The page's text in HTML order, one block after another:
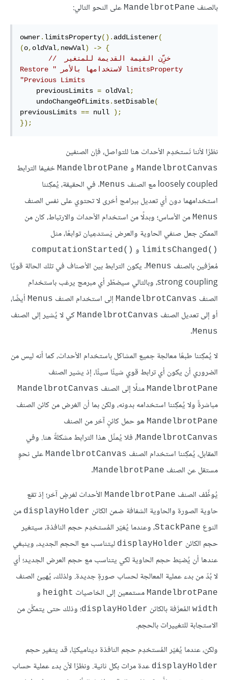
بالصنف MandelbrotPane على النحو التالي:
owner. limitsProperty(). addListener(
(o, oldVal, newVal) -> {
// خزِّن القيمة القديمة للمتغير‫
limitsProperty لاستخدامها بالأمر "Restore
Previous Limits"
    previousLimits
= oldVal;
    undoChangeOfLimits
. setDisable(
previousLimits == null
);
});
نظرًا لأننا نَستخدِم الأحداث هنا للتواصل، فإن الصنفين
MandelbrotCanvas و MandelbrotPane خفيفا الترابط
loosely coupled مع الصنف
Menus. في الحقيقة، يُمكِننا
استخدامهما دون أي تعديل ببرامج أخرى لا تحتوي على نفس الصنف
Menus من الأساس؛ وبدلًا من استخدام الأحداث والارتباط، كان من
الممكن جعل صنفي الحاوية والعرض يَستدعِيان توابعًا، مثل
limitsChanged()‎ و computationStarted()‎
مُعرَّفين بالصنف Menus. يكون الترابط بين الأصناف في تلك الحالة قويًا
strong coupling، وبالتالي سيضطّر أي مبرمج يرغب باستخدام
الصنف MandelbrotCanvas إلى استخدام الصنف Menus أيضًا،
أو إلى تعديل الصنف MandelbrotCanvas كي لا يُشير إلى الصنف
Menus
.
لا يُمكِننا طبعًا معالجة جميع المشاكل باستخدام الأحداث، كما أنه ليس من
الضروري أن يكون أي ترابط قوي شيئًا سيئًا، إذ يشير الصنف
MandelbrotPane مثلًا إلى الصنف MandelbrotCanvas
مباشرةً ولا يُمكِننا استخدامه بدونه، ولكن بما أن الغرض من كائن الصنف
MandelbrotPane هو حمل كائنٍ آخر من الصنف
MandelbrotCanvas، فلا يُمثِّل هذا الترابط مشكلةً هنا. وفي
المقابل، يُمكِننا استخدام الصنف MandelbrotCanvas على نحوٍ
مستقل عن الصنف MandelbrotPane
.
يُوظِّف الصنف MandelbrotPane الأحداث لغرضٍ آخر؛ إذ تقع
حاوية الصورة والحاوية الشفافة ضمن الكائن displayHolder من
النوع StackPane، وعندما يُغيّر المُستخدِم حجم النافذة، سيتغير
حجم الكائن displayHolder ليتناسب مع الحجم الجديد، وينبغي
عندها أن يُضبَط حجم الحاوية لكي يتناسب مع حجم العرض الجديد؛ أي
لا بُدّ من بدء عملية المعالجة لحساب صورةٍ جديدة. ولذلك، يُهيئ الصنف
MandelbrotPane مستمعين إلى الخاصيات height و
width المُعرَّفة بالكائن displayHolder؛ وذلك حتى يتمكَّن من
الاستجابة للتغييرات بالحجم.
ولكن، عندما يُغيّر المُستخدِم حجم النافذة ديناميكيًا، قد يتغير حجم
displayHolder عدة مرات بكل ثانية. ونظرًا لأن بدء عملية حساب